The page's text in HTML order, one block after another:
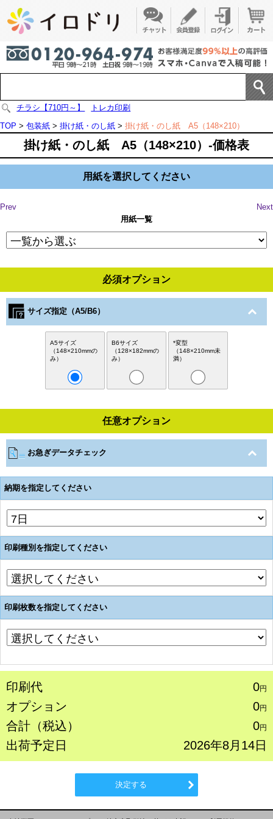
チラシ【710円～】
トレカ印刷
TOP > 包装紙 > 掛け紙・のし紙 > 掛け紙・のし紙 A5（148×210）
掛け紙・のし紙 A5（148×210）-価格表
用紙を選択してください
Prev
Next
用紙一覧
必須オプション
サイズ指定（A5/B6）
A5サイズ
（148×210mmの
み）
B6サイズ
（128×182mmの
み）
*変型
（148×210mm未
満）
任意オプション
お急ぎデータチェック
納期を指定してください
印刷種別を指定してください
印刷枚数を指定してください
印刷代 0円
オプション 0円
合計（税込） 0円
出荷予定日 2026年8月14日
決定する